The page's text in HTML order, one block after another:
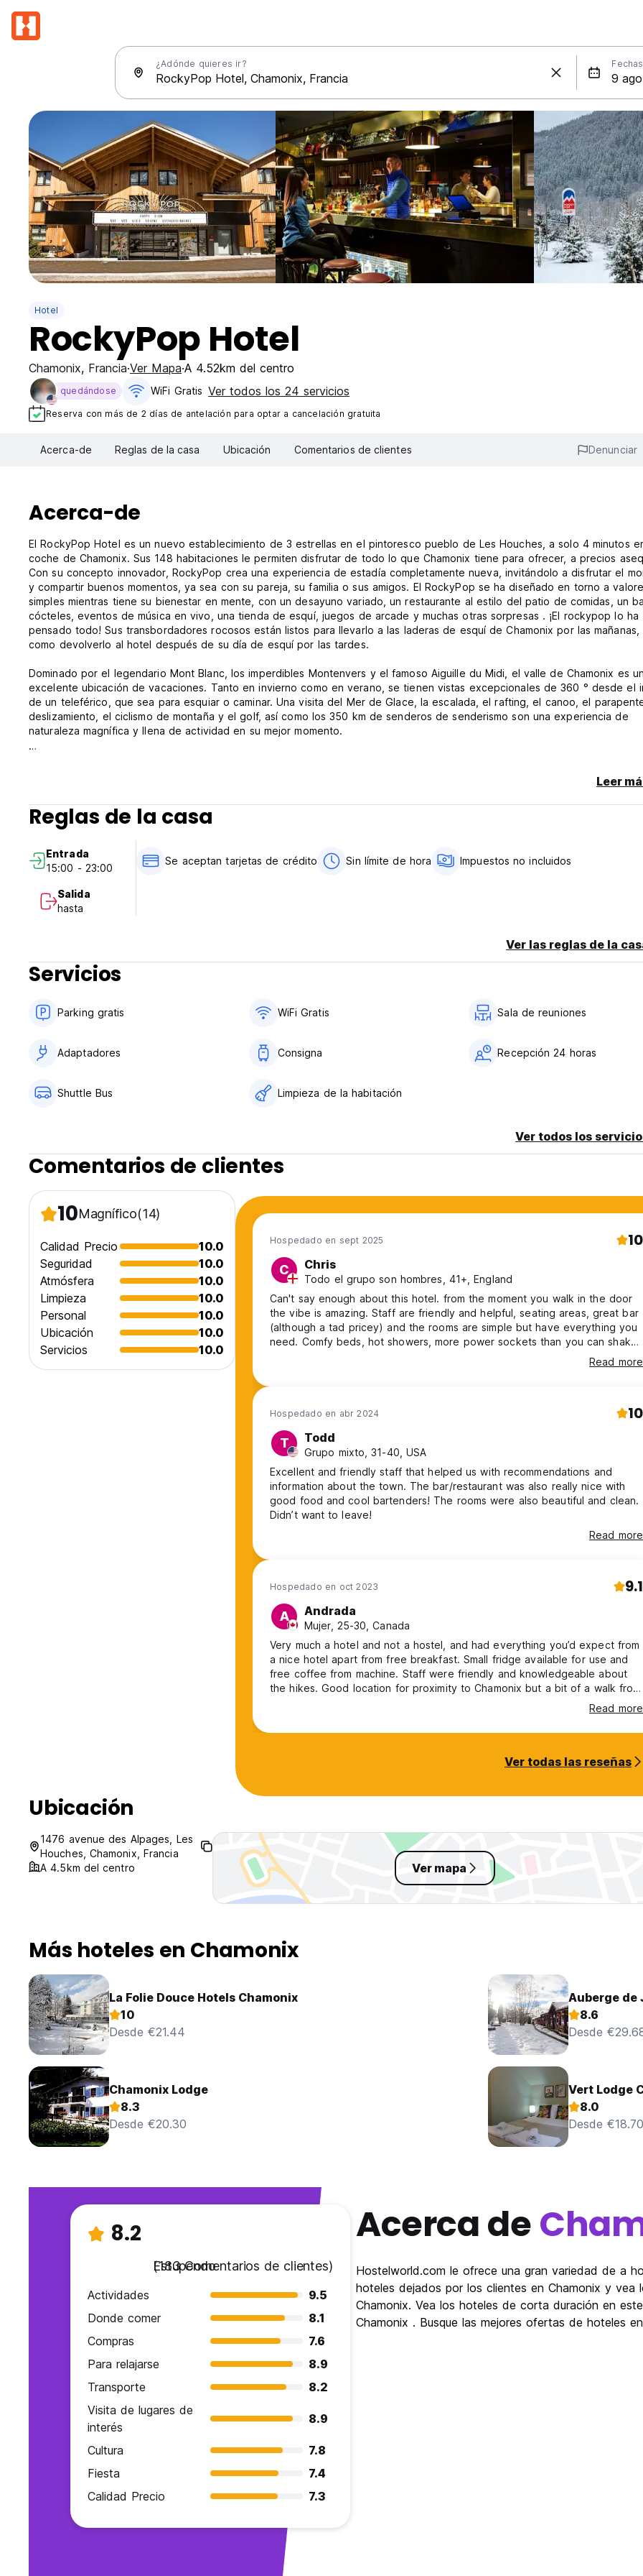
¿Adónde quieres ir? Fechas
Hotel
RockyPop Hotel
Chamonix, Francia Ver Mapa A 4.52km del centro
quedándose WiFi Gratis Ver todos los 24 servicios
Reserva con más de 2 días de antelación para optar a cancelación gratuita
Acerca-de Reglas de la casa Ubicación Comentarios de clientes Denunciar
Acerca-de
El RockyPop Hotel es un nuevo establecimiento de 3 estrellas en el pintoresco pueblo de Les Houches, a solo 4 minutos
coche de Chamonix. Sus 148 habitaciones le permiten disfrutar de todo lo que Chamonix tiene para ofrecer, a precios
Con su concepto innovador, RockyPop crea una experiencia de estadía completamente nueva, invitándolo a disfrutar el
y compartir buenos momentos, ya sea con su pareja, su familia o sus amigos. El RockyPop se ha diseñado en torno a
simples mientras tiene su bienestar en mente, con un desayuno variado, un restaurante al estilo del patio de comidas, un
cócteles, eventos de música en vivo, una tienda de esquí, juegos de arcade y muchas otras sorpresas . ¡El rockypop lo ha
pensado todo! Sus transbordadores rocosos están listos para llevarlo a las laderas de esquí de Chamonix por las mañanas,
como devolverlo al hotel después de su día de esquí por las tardes.
Dominado por el legendario Mont Blanc, los imperdibles Montenvers y el famoso Aiguille du Midi, el valle de Chamonix es
excelente ubicación de vacaciones. Tanto en invierno como en verano, se tienen vistas excepcionales de 360 ​​° desde el
de un teleférico, que sea para esquiar o caminar. Una visita del Mer de Glace, la escalada, el rafting, el canoo, el
deslizamiento, el ciclismo de montaña y el golf, así como los 350 km de senderos de senderismo son una experiencia de
naturaleza magnífica y llena de actividad en su mejor momento.
acondicionado, televisión segura, pantalla plana, películas gratuitas a pedido, Internet gratis y wifi. Aproximadamente 15
cuadrados. Habitación doble (por defecto) o camas gemelas (a pedido). RockyMezzzanine: espacio para 2 o 3 adultos,
equipados con un entrepiso con una cama doble (180x200 cm) o camas gemelas (90x200 cm), un salón con un sofá cama
persona (80x200 cm), un baño con ducha , una pantalla de TV plana con reproductor de DVD y aire acondicionado.
Aproximadamente 21 metros cuadrados. Habitación doble (por defecto) o camas gemelas (a pedido).
Políticas y condiciones de Rocky Pop Hotel:
El tiempo de check-in comienza a las 3 p.m.
El tiempo de salida es las 12 p.m.
Política de cancelación: 24 horas antes de la llegada.
Impuestos no incluidos - Impuesto de ocupación local 1.50 euros por persona por noche.
7 euros por niño por día.
No se permiten mascotas en esta propiedad. (Auto-translated from original language)
Leer
Reglas de la casa
Entrada
15:00 - 23:00
Salida
hasta
Se aceptan tarjetas de crédito Sin límite de hora Impuestos no incluidos
Ver las reglas de la
Servicios
Parking gratis WiFi Gratis Sala de reuniones
Adaptadores Consigna Recepción 24 horas
Shuttle Bus Limpieza de la habitación
Ver todos los
Comentarios de clientes
10Magnífico(14)
Calidad Precio
10.0
Seguridad
10.0
Atmósfera
10.0
Limpieza
10.0
Personal
10.0
Ubicación
10.0
Servicios
10.0
Hospedado en sept 2025 10
C Chris
Todo el grupo son hombres, 41+, England
Can't say enough about this hotel. from the moment you walk in the door
the vibe is amazing. Staff are friendly and helpful, seating areas, great bar
(although a tad pricey) and the rooms are simple but have everything you
need. Comfy beds, hot showers, more power sockets than you can shake
a stick at and everything spotlessly clean. We were lucky enough to get
mountain views which just made it. And all this at just a few euros more
Read more
Hospedado en abr 2024 10
T Todd
Grupo mixto, 31-40, USA
Excellent and friendly staff that helped us with recommendations and
information about the town. The bar/restaurant was also really nice with
good food and cool bartenders! The rooms were also beautiful and clean.
Didn’t want to leave!
Read more
Hospedado en oct 2023 9.1
A Andrada
Mujer, 25-30, Canada
Very much a hotel and not a hostel, and had everything you’d expect from
a nice hotel apart from free breakfast. Small fridge available for use and
free coffee from machine. Staff were friendly and knowledgeable about
the hikes. Good location for proximity to Chamonix but a bit of a walk from
Read more
Ver todas las reseñas
Ubicación
1476 avenue des Alpages, Les
Houches, Chamonix, Francia
A 4.5km del centro
Ver mapa
Más hoteles en Chamonix
La Folie Douce Hotels Chamonix
10
Desde €21.44
Auberge de
8.6
Desde
Chamonix Lodge
8.3
Desde €20.30
Vert Lodge
8.0
Desde €18.70
8.2
Estupendo
(183 Comentarios de clientes)
Actividades
9.5
Donde comer
8.1
Compras
7.6
Para relajarse
8.9
Transporte
8.2
Visita de lugares de
interés
8.9
Cultura
7.8
Fiesta
7.4
Calidad Precio
7.3
Acerca de
Hostelworld.com le ofrece una gran variedad de a
hoteles dejados por los clientes en Chamonix y
Chamonix. Vea los hoteles de corta duración en
Chamonix . Busque las mejores ofertas de hoteles